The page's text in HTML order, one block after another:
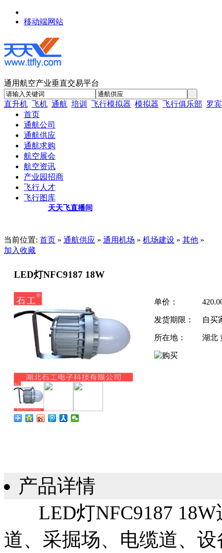
移动端网站
通用航空产业垂直交易平台
直升机 飞机 通航 培训 飞行模拟器 模拟器 飞行俱乐部 罗
首页
通航公司
通航供应
通航求购
航空展会
航空资讯
产业园招商
飞行人才
飞行图库
天天飞直播间
当前位置: 首页 » 通航供应 » 通用机场 » 机场建设 » 其他 »
加入收藏
LED灯NFC9187 18W
单价：
发货期限： 自买
所在地： 湖北
产品详情
LED灯NFC9187 18W
道、采掘场、电缆道、